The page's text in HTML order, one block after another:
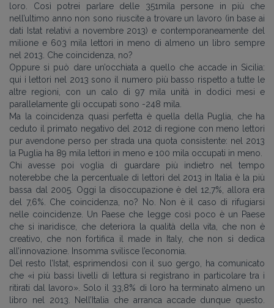
loro. Così potrei parlare delle 351mila persone in più che
nell’ultimo anno non sono riuscite a trovare un lavoro (in base ai
dati Istat relativi a novembre 2013) e contemporaneamente del
milione e 603 mila lettori in meno di almeno un libro sempre
nel 2013. Che coincidenza, no?
Oppure si può dare un’occhiata a quello che accade in Sicilia:
qui i lettori nel 2013 sono il numero più basso rispetto a tutte le
altre regioni, con un calo di 97 mila unità in dodici mesi e
parallelamente gli occupati sono -248 mila.
Ma la coincidenza quasi perfetta è quella della Puglia, che ha
ceduto il primato negativo del 2012 di regione con meno lettori
pur avendone perso per strada una quota consistente: nel 2013
la Puglia ha 89 mila lettori in meno e 100 mila occupati in meno.
Chi avesse poi voglia di guardare più indietro nel tempo
noterebbe che la percentuale di lettori del 2013 in Italia è la più
bassa dal 2005. Oggi la disoccupazione è del 12,7%, allora era
del 7,6%. Che coincidenza, no? No. Non è il caso di rifugiarsi
nelle coincidenze. Un Paese che legge così poco è un Paese
che si inaridisce, che deteriora la qualità della vita, che non è
creativo, che non fortifica il made in Italy, che non si dedica
all’innovazione. Insomma svilisce l’economia.
Del resto l’Istat, esprimendosi con il suo gergo, ha comunicato
che «i più bassi livelli di lettura si registrano in particolare tra i
ritirati dal lavoro». Solo il 33,8% di loro ha terminato almeno un
libro nel 2013. Nell’Italia che arranca accade dunque questo.